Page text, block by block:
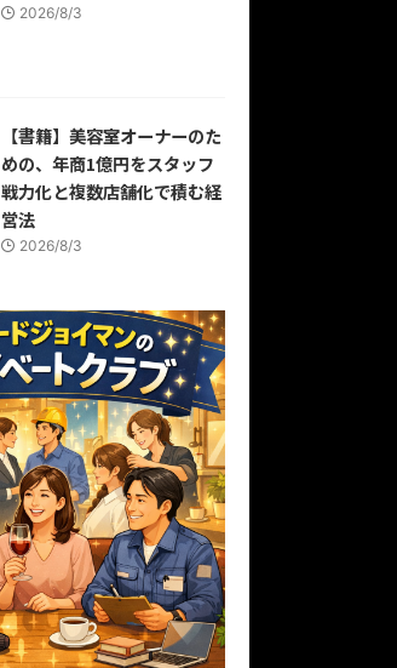
2026/8/3
【書籍】美容室オーナーのた
めの、年商1億円をスタッフ
戦力化と複数店舗化で積む経
営法
2026/8/3